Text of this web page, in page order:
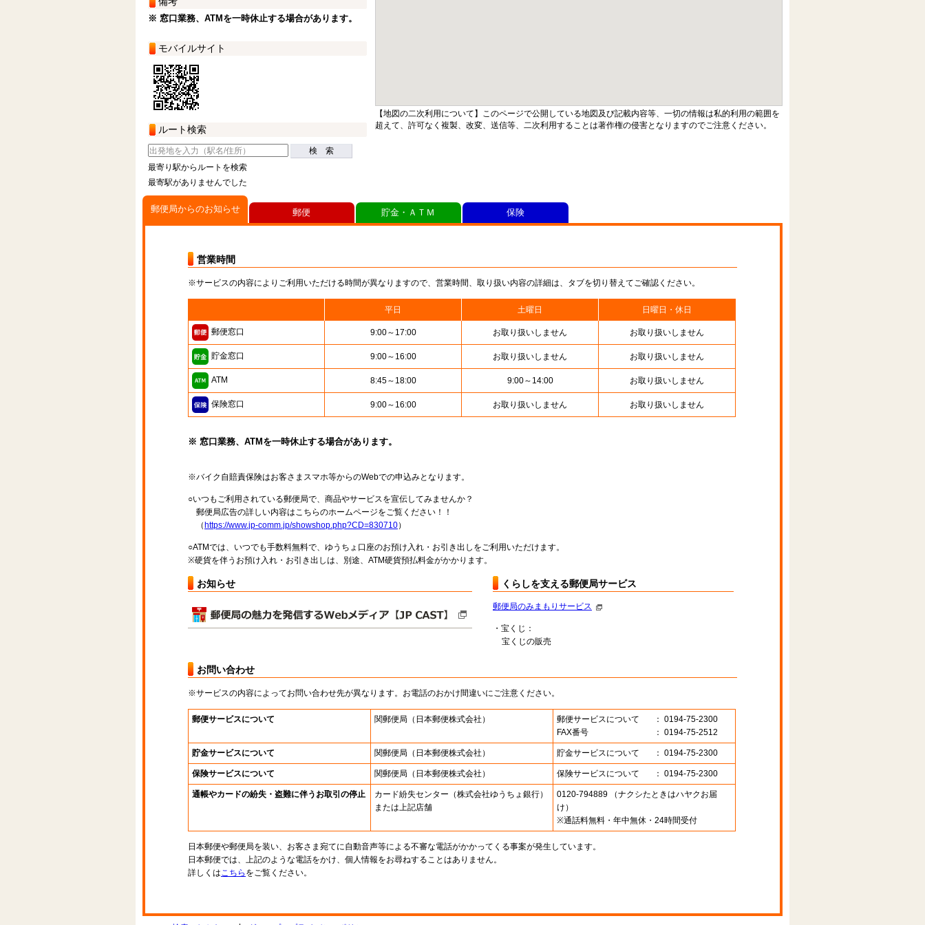
※ 窓口業務、ATMを一時休止する場合があります。
モバイルサイト
ルート検索
検 索
最寄り駅からルートを検索
最寄駅がありませんでした
【地図の二次利用について】このページで公開している地図及び記載内容等、一切の情報は私的利用の範囲を
超えて、許可なく複製、改変、送信等、二次利用することは著作権の侵害となりますのでご注意ください。
郵便局からのお知らせ
営業時間
※サービスの内容によりご利用いただける時間が異なりますので、営業時間、取り扱い内容の詳細は、タブを切り替えてご確認ください。
平日 土曜日 日曜日・休日
郵便窓口 9:00～17:00 お取り扱いしません お取り扱いしません
貯金窓口 9:00～16:00 お取り扱いしません お取り扱いしません
ATM 8:45～18:00 9:00～14:00 お取り扱いしません
保険窓口 9:00～16:00 お取り扱いしません お取り扱いしません
※ 窓口業務、ATMを一時休止する場合があります。
※バイク自賠責保険はお客さまスマホ等からのWebでの申込みとなります。
○いつもご利用されている郵便局で、商品やサービスを宣伝してみませんか？
郵便局広告の詳しい内容はこちらのホームページをご覧ください！！
（ https://www.jp-comm.jp/showshop.php?CD=830710）
○ATMでは、いつでも手数料無料で、ゆうちょ口座のお預け入れ・お引き出しをご利用いただけます。
※硬貨を伴うお預け入れ・お引き出しは、別途、ATM硬貨預払料金がかかります。
お知らせ くらしを支える郵便局サービス
郵便局のみまもりサービス
・宝くじ：
宝くじの販売
お問い合わせ
※サービスの内容によってお問い合わせ先が異なります。お電話のおかけ間違いにご注意ください。
郵便サービスについて 関郵便局 （日本郵便株式会社） 郵便サービスについて
： 0194-75-2300
FAX番号
： 0194-75-2512
貯金サービスについて 関郵便局 （日本郵便株式会社） 貯金サービスについて ： 0194-75-2300
保険サービスについて 関郵便局 （日本郵便株式会社） 保険サービスについて ： 0194-75-2300
通帳やカードの紛失・盗難に伴うお取引の停止 カード紛失センター （株式会社ゆうちょ銀行）
または上記店舗
0120-794889 （ナクシたときはハヤクお届
け）
※通話料無料・年中無休・24時間受付
日本郵便や郵便局を装い、お客さま宛てに自動音声等による不審な電話がかかってくる事案が発生しています。
日本郵便では、上記のような電話をかけ、個人情報をお尋ねすることはありません。
詳しくはこちら をご覧ください。
郵便 貯金・ＡＴＭ 保険